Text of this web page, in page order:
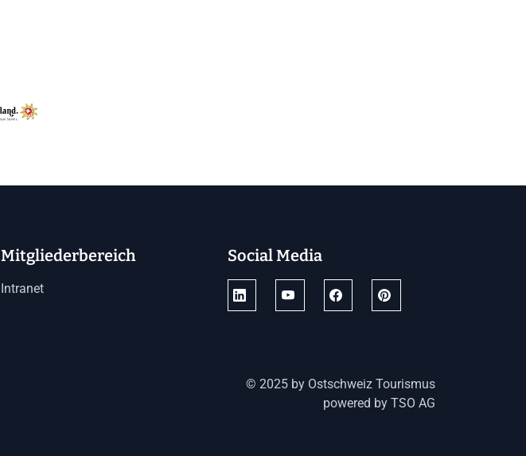
Mitgliederbereich
Intranet
Social Media
© 2025 by Ostschweiz Tourismus
powered by TSO AG